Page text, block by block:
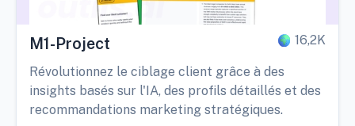
M1-Project 16,2K
Révolutionnez le ciblage client grâce à des
insights basés sur l'IA, des profils détaillés et des
recommandations marketing stratégiques.